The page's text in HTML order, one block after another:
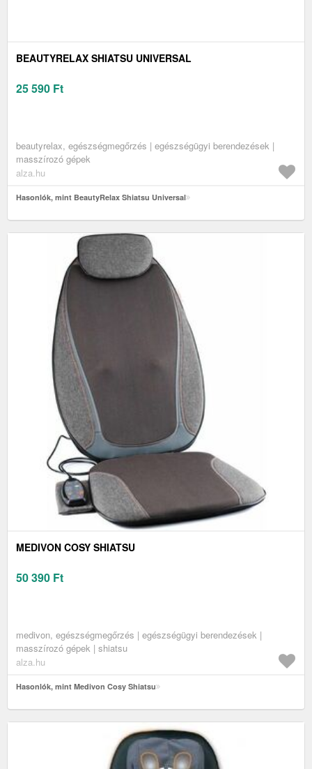
BEAUTYRELAX SHIATSU UNIVERSAL
25 590 Ft
beautyrelax, egészségmegőrzés | egészségügyi berendezések |
masszírozó gépek
alza.hu
Hasonlók, mint BeautyRelax Shiatsu Universal
MEDIVON COSY SHIATSU
50 390 Ft
medivon, egészségmegőrzés | egészségügyi berendezések |
masszírozó gépek | shiatsu
alza.hu
Hasonlók, mint Medivon Cosy Shiatsu